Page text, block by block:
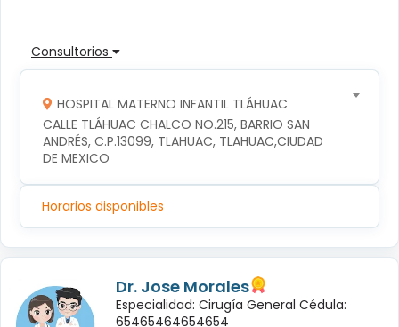
Consultorios
HOSPITAL MATERNO INFANTIL TLÁHUAC
CALLE TLÁHUAC CHALCO NO.215, BARRIO SAN
ANDRÉS, C.P.13099, TLAHUAC, TLAHUAC,CIUDAD
DE MEXICO
Horarios disponibles
Dr. Jose Morales
Especialidad: Cirugía General Cédula:
65465464654654